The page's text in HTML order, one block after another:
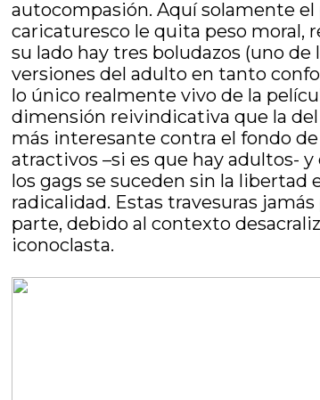
autocompasión. Aquí solamente
caricaturesco le quita peso moral,
su lado hay tres boludazos (uno
versiones del adulto en tanto
lo único realmente vivo de la
dimensión reivindicativa que la
más interesante contra el fondo
atractivos –si es que hay adultos-
los gags se suceden sin la
radicalidad. Estas travesuras
parte, debido al contexto
iconoclasta.